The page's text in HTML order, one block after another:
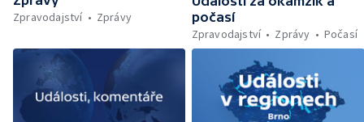
Žaloba proti Trumpovým clům — Záchrana
migrantů v Lamanšském průlivu — Čištění
Karlova mostu — Sběr borůvek v
zakázaných oblastech Šumavy — Investice
do energetické sítě — Hromadný pohřeb v
Gaze — Drahý život v Jižní Koreji — Potopení
indické lodi v Rudém moři — Nedostatek
Zpravodajství
Zprávy
počasí
Zpravodajství
Zprávy Počasí